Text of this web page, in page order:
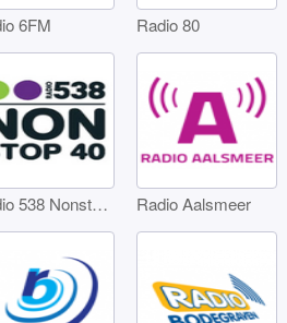
6FM Radio 80
Radio 538 Nonstop 40 Radio Aalsmeer